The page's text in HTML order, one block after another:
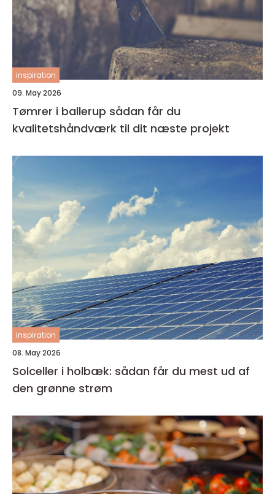
inspiration
09. May 2026
Tømrer i ballerup sådan får du
kvalitetshåndværk til dit næste projekt
inspiration
08. May 2026
Solceller i holbæk: sådan får du mest ud af
den grønne strøm